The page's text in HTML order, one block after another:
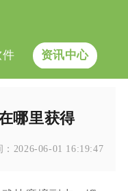
件 资讯中心
哪里获得
2026-06-01 16:19:47